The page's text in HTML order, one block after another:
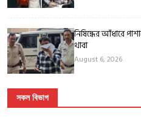
নিষিদ্ধের আঁধারে
থাবা
August 6, 2026
সকল বিভাগ